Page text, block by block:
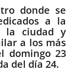
donde se
a la
la ciudad y
a los más
domingo 23
del día 24.